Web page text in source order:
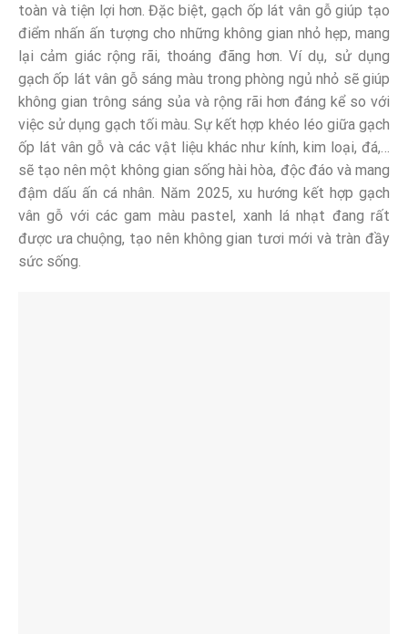
toàn và tiện lợi hơn. Đặc biệt, gạch ốp lát vân gỗ giúp tạo
điểm nhấn ấn tượng cho những không gian nhỏ hẹp, mang
lại cảm giác rộng rãi, thoáng đãng hơn. Ví dụ, sử dụng
gạch ốp lát vân gỗ sáng màu trong phòng ngủ nhỏ sẽ giúp
không gian trông sáng sủa và rộng rãi hơn đáng kể so với
việc sử dụng gạch tối màu. Sự kết hợp khéo léo giữa gạch
ốp lát vân gỗ và các vật liệu khác như kính, kim loại, đá,…
sẽ tạo nên một không gian sống hài hòa, độc đáo và mang
đậm dấu ấn cá nhân. Năm 2025, xu hướng kết hợp gạch
vân gỗ với các gam màu pastel, xanh lá nhạt đang rất
được ưa chuộng, tạo nên không gian tươi mới và tràn đầy
sức sống.